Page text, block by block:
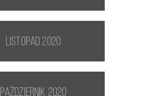
listopad 2020
październik 2020